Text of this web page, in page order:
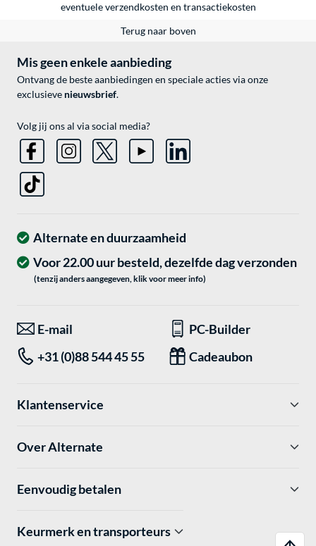
eventueleverzendkosten en transactiekosten
Terug naar boven
Mis geen enkele aanbieding
Ontvang de beste aanbiedingen en speciale acties via onze
exclusieve nieuwsbrief.
Volg jij ons al via social media?
Alternate en duurzaamheid
Voor 22.00 uur besteld, dezelfde dag verzonden
(tenzij anders aangegeven, klik voor meer info)
E-mail
PC-Builder
+31 (0)88 544 45 55
Cadeaubon
Klantenservice
Over Alternate
Eenvoudig betalen
Keurmerk en transporteurs